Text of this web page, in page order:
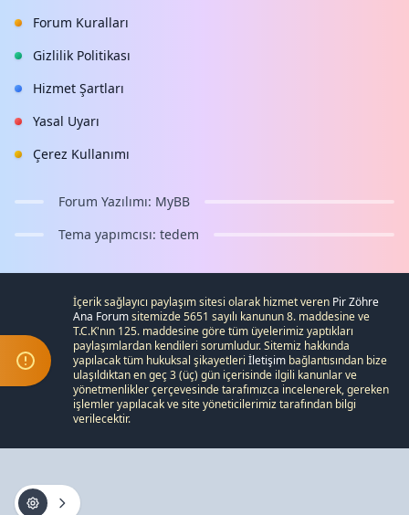
Forum Kuralları
Gizlilik Politikası
Hizmet Şartları
Yasal Uyarı
Çerez Kullanımı
Forum Yazılımı: MyBB
Tema yapımcısı: tedem
İçerik sağlayıcı paylaşım sitesi olarak hizmet veren Pir Zöhre
Ana Forumsitemizde 5651 sayılı kanunun 8. maddesine ve
T.C.K'nın 125. maddesine göre tüm üyelerimiz yaptıkları
paylaşımlardan kendileri sorumludur. Sitemiz hakkında
yapılacak tüm hukuksal şikayetleri İletişim bağlantısından bize
ulaşıldıktan en geç 3 (üç) gün içerisinde ilgili kanunlar ve
yönetmenlikler çerçevesinde tarafımızca incelenerek, gereken
işlemler yapılacak ve site yöneticilerimiz tarafından bilgi
verilecektir.